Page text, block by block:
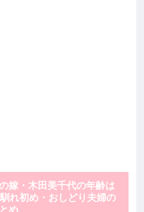
嫁・木田美千代の年齢は
れ初め・おしどり夫婦の
め